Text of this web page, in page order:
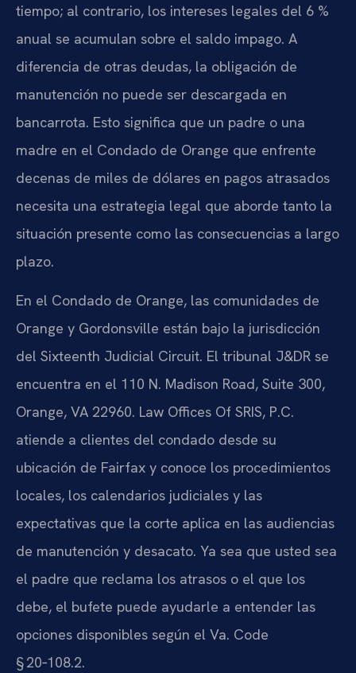
tiempo; al contrario, los intereses legales del 6 %
anual se acumulan sobre el saldo impago. A
diferencia de otras deudas, la obligación de
manutención no puede ser descargada en
bancarrota. Esto significa que un padre o una
madre en el Condado de Orange que enfrente
decenas de miles de dólares en pagos atrasados
necesita una estrategia legal que aborde tanto la
situación presente como las consecuencias a largo
plazo.
En el Condado de Orange, las comunidades de
Orange y Gordonsville están bajo la jurisdicción
del Sixteenth Judicial Circuit. El tribunal J&DR se
encuentra en el 110 N. Madison Road, Suite 300,
Orange, VA 22960. Law Offices Of SRIS, P.C.
atiende a clientes del condado desde su
ubicación de Fairfax y conoce los procedimientos
locales, los calendarios judiciales y las
expectativas que la corte aplica en las audiencias
de manutención y desacato. Ya sea que usted sea
el padre que reclama los atrasos o el que los
debe, el bufete puede ayudarle a entender las
opciones disponibles según el Va. Code
§ 20‑108.2.